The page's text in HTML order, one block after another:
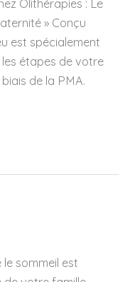
Olithérapies : Le
» Conçu
est spécialement
étapes de votre
de la PMA.
sommeil est